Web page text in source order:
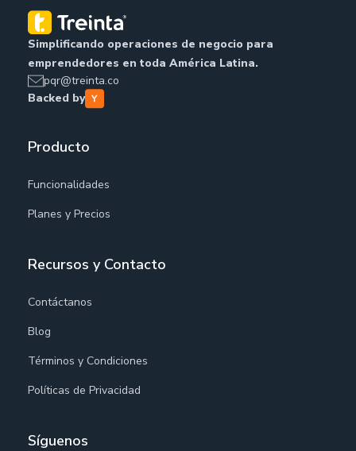
Simplificando operaciones de negocio para
emprendedores en toda América Latina.
pqr@treinta.co
Backed by
Producto
Funcionalidades
Planes y Precios
Recursos y Contacto
Contáctanos
Blog
Términos y Condiciones
Políticas de Privacidad
Síguenos